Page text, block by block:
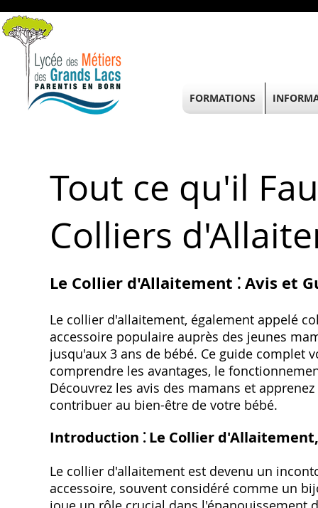
Tout ce qu'il
Colliers
Le Collier d'Allaitement ⁚ Avis et
Le collier d'allaitement, également appelé
accessoire populaire auprès des jeunes
jusqu'aux 3 ans de bébé. Ce guide complet
comprendre les avantages, le
Découvrez les avis des mamans et
contribuer au bien-être de votre bébé.
Introduction ⁚ Le Collier
Le collier d'allaitement est devenu un
accessoire, souvent considéré comme un
FORMATIONS